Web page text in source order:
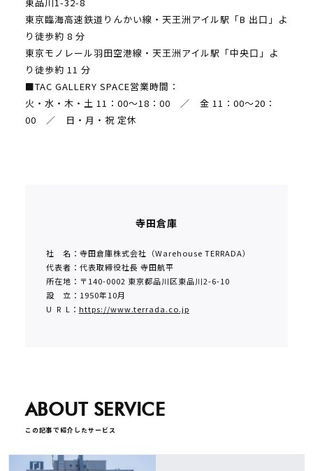
東京臨海高速鉄道りんかい線・天王洲アイル駅「B 出口」よ
り徒歩約 8 分
東京モノレール羽⽥空港線・天王洲アイル駅「中央口」よ
り徒歩約 11 分
■TAC GALLERY SPACE営業時間：
火・水・木・土 11：00～18：00 ／ 金 11：00～20：
00 ／ 日・月・祝 定休
寺田倉庫
社 名：寺田倉庫株式会社（Warehouse TERRADA）
代表者：代表取締役社長 寺田航平
所在地：〒140-0002 東京都品川区東品川2-6-10
設 立：1950年10月
U R L： https://www.terrada.co.jp
ABOUT SERVICE
この記事で紹介したサービス